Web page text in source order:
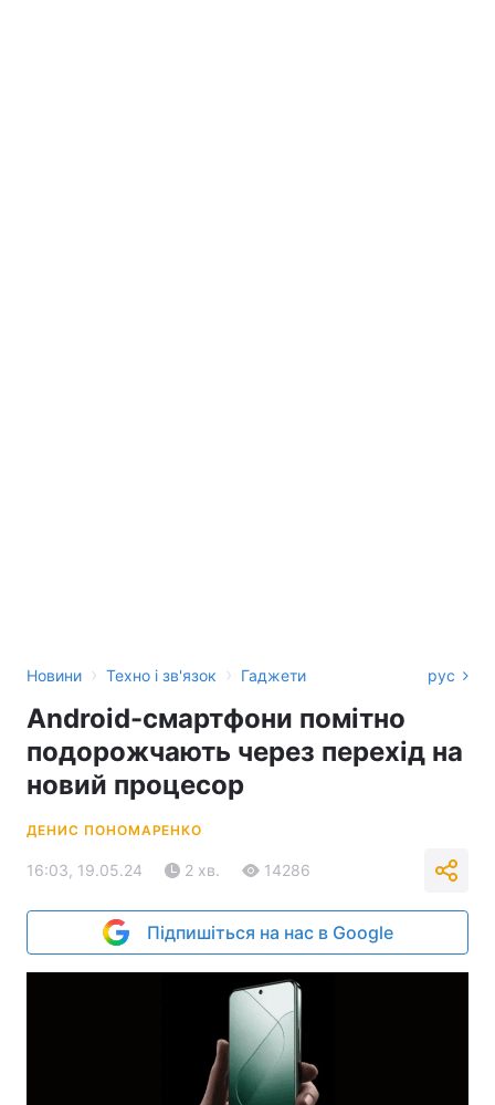
Новини › Техно і зв'язок › Гаджети рус
Android-смартфони помітно
подорожчають через перехід на
новий процесор
ДЕНИС ПОНОМАРЕНКО
16:03, 19.05.24 2 хв. 14286
Підпишіться на нас в Google